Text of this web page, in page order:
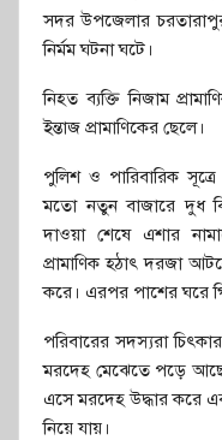
সদর উপজেলার
নির্মম ঘটনা ঘটে।
নিহত ব্যক্তি নিজাম
ইন্তাজ প্রামাণিকের ছেলে।
পুলিশ ও পারিবারিক সূত্রে
মতো নতুন বাজারে দুধ
দাওয়া শেষে এশার
প্রামাণিক হঠাৎ দরজা
করে। এরপর পাশের ঘরে
পরিবারের সদস্যরা
মরদেহ মেঝেতে পড়ে
এসে মরদেহ উদ্ধার করে
নিয়ে যায়।